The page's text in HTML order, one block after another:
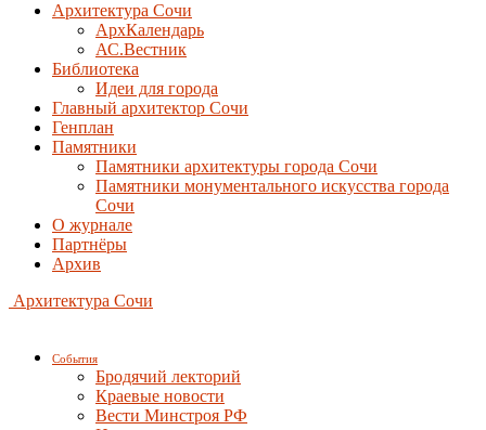
Архитектура Сочи
АрхКалендарь
АС.Вестник
Библиотека
Идеи для города
Главный архитектор Сочи
Генплан
Памятники
Памятники архитектуры города Сочи
Памятники монументального искусства города
Сочи
О журнале
Партнёры
Архив
Архитектура Сочи
События
Бродячий лекторий
Краевые новости
Вести Минстроя РФ